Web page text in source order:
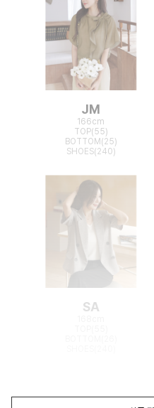
JM
166cm
TOP(55)
BOTTOM(25)
SHOES(240)
SA